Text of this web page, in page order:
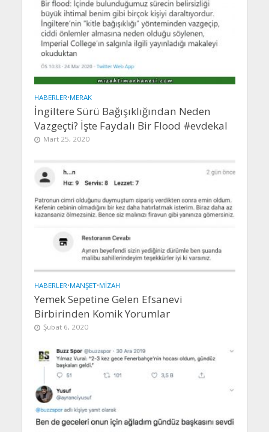
HABERLER•MERAK
İngiltere Sürü Bağışıklığından Neden
Vazgeçti? İşte Faydalı Bir Flood #evdekal
Mart 25, 2020
HABERLER•MANŞET•MIZAH
Yemek Sepetine Gelen Efsanevi
Birbirinden Komik Yorumlar
Şubat 6, 2020